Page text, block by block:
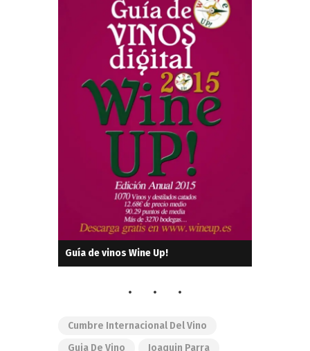
Guía de vinos Wine Up!
Cumbre Internacional Del Vino
Guia De Vino
Joaquin Parra